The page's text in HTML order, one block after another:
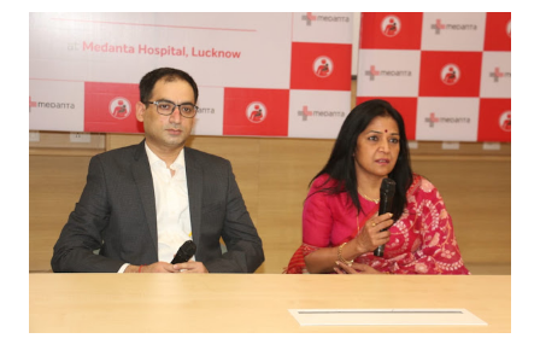
चलने वाले आयामों के अनुरूप हैं। सड़क मार्ग से आवाजाही की तुलना में रोल ऑन-
रोल ऑफ ट्रेन की गति काफी तेज होती है,रोल ऑन-रोल ऑफ में ल्रोडिंग /
अनलोडिंग का टर्मिनल समय सिर्फ 15 से 20 मिनट है तथा दुर्घटनाओं का कोई
जोखिम नहीं है. ट्रकों को सफ़र के दौरान कोई नुकसान नहीं होता, ट्रक सड़कों पर
नहीं चल रहे हैं इसीलिए प्रदुषण कम होता है और ...